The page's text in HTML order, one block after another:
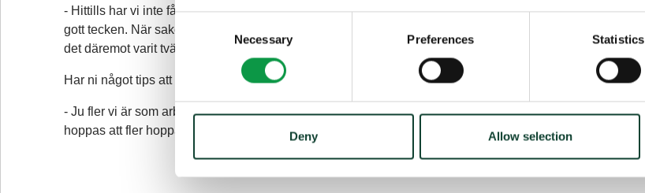
Necessary Preferences Statistics
Deny Allow selection
- Hittills har vi inte fått några reaktioner från konsumenter angående märkningarna. Det brukar vara ett
gott tecken. När saker och ting är tydliga och enkla att förstå så hör sällan konsumenter av sig, hade
det däremot varit tvärtom så hade vi förmodligen fått in synpunkter till vår kundservice, säger Ken.
Har ni något tips att ge andra som vill använda symbolerna på sina produkter?
- Ju fler vi är som arbetar på ett likvärdigt sätt mot ett gemensamt mål, desto större effekt får vi. Vi
hoppas att fler hoppar på tåget så att vi på så vis kan bidra till en ökad återvinning!, avslutar Ken.